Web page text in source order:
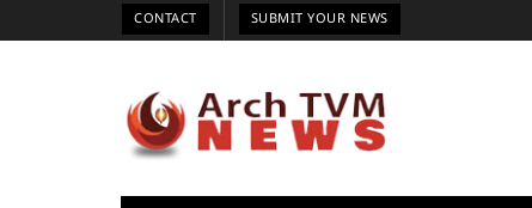
CONTACT SUBMIT YOUR NEWS